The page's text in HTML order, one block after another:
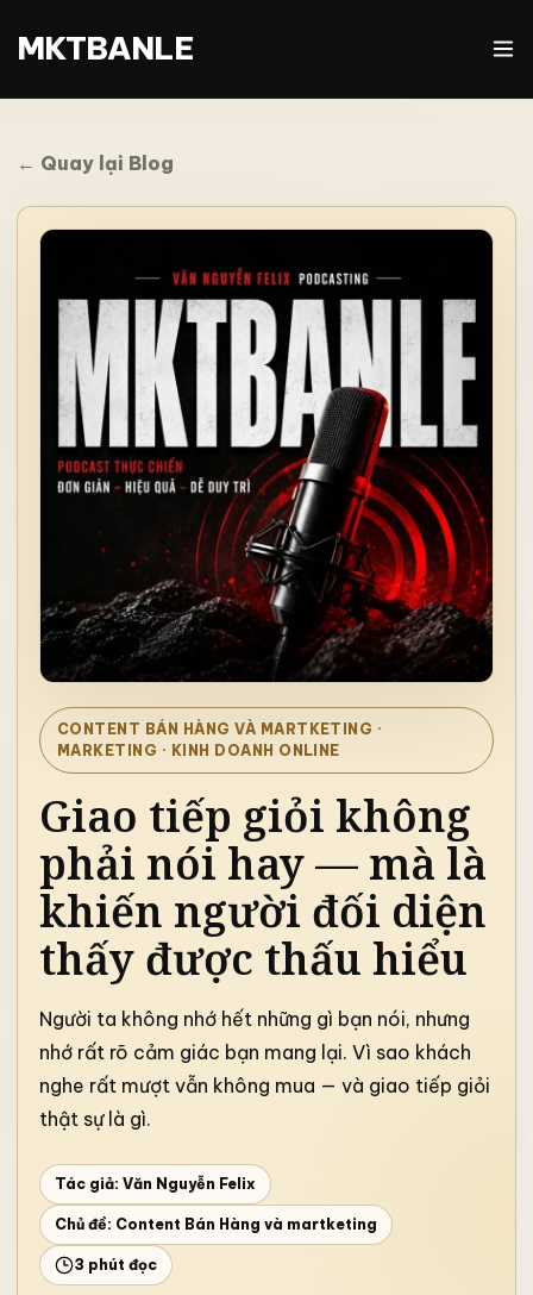
MKTBANLE
← Quay lại Blog
CONTENT BÁN HÀNG VÀ MARTKETING ·
MARKETING · KINH DOANH ONLINE
Giao tiếp giỏi không
phải nói hay — mà là
khiến người đối diện
thấy được thấu hiểu
Người ta không nhớ hết những gì bạn nói, nhưng
nhớ rất rõ cảm giác bạn mang lại. Vì sao khách
nghe rất mượt vẫn không mua — và giao tiếp giỏi
thật sự là gì.
Tác giả: Văn Nguyễn Felix
Chủ đề: Content Bán Hàng và martketing
3 phút đọc